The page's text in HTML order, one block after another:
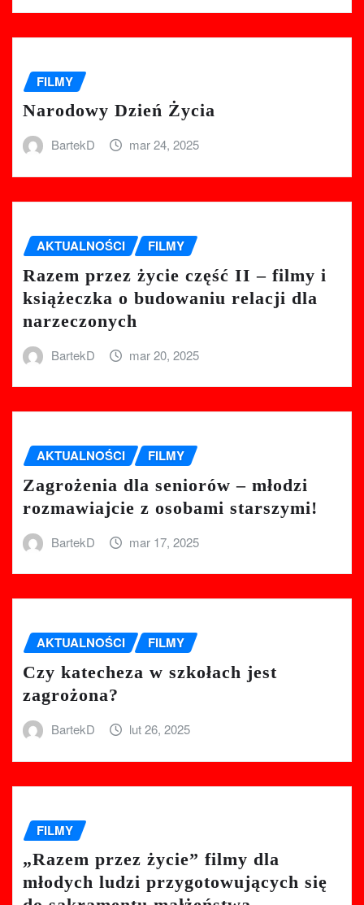
FILMY
Narodowy Dzień Życia
BartekD mar 24, 2025
AKTUALNOŚCI FILMY
Razem przez życie część II – filmy i
książeczka o budowaniu relacji dla
narzeczonych
BartekD mar 20, 2025
AKTUALNOŚCI FILMY
Zagrożenia dla seniorów – młodzi
rozmawiajcie z osobami starszymi!
BartekD mar 17, 2025
AKTUALNOŚCI FILMY
Czy katecheza w szkołach jest
zagrożona?
BartekD lut 26, 2025
FILMY
„Razem przez życie” filmy dla
młodych ludzi przygotowujących się